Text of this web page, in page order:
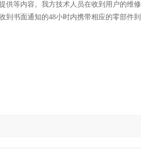
等内容。我方技术人员在收到用户的维
书面通知的48小时内携带相应的零部件到